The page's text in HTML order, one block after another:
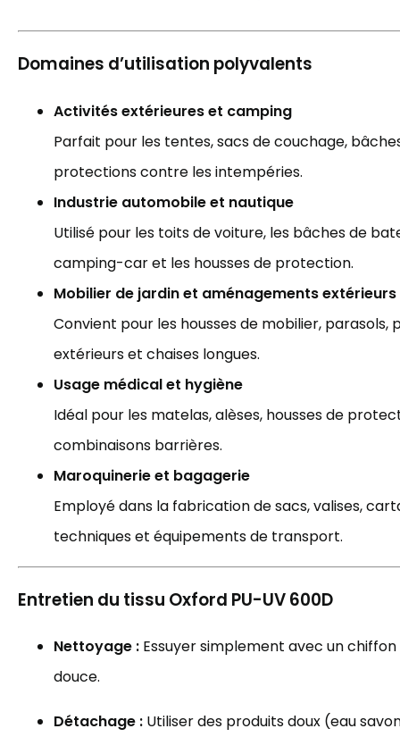
Domaines d’utilisation polyvalents
Activités extérieures et camping
Parfait pour les tentes, sacs de couchage,
protections contre les intempéries.
Industrie automobile et nautique
Utilisé pour les toits de voiture, les bâches de
camping-car et les housses de protection.
Mobilier de jardin et aménagements extérieurs
Convient pour les housses de mobilier, parasols,
extérieurs et chaises longues.
Usage médical et hygiène
Idéal pour les matelas, alèses, housses de
combinaisons barrières.
Maroquinerie et bagagerie
Employé dans la fabrication de sacs, valises,
techniques et équipements de transport.
Entretien du tissu Oxford PU-UV 600D
Nettoyage : Essuyer simplement avec un
douce.
Détachage : Utiliser des produits doux (eau